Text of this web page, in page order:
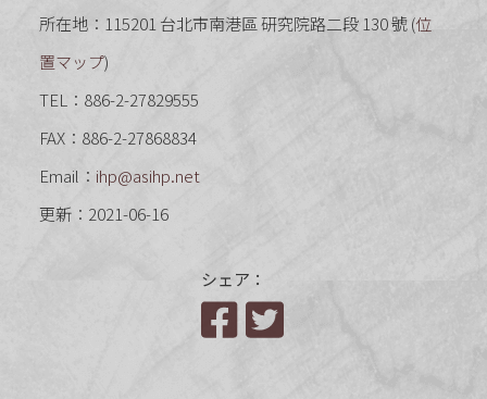
所在地：115201 台北市南港區 研究院路二段 130 號 (位
置マップ)
TEL：886-2-27829555
FAX：886-2-27868834
Email： ihp@asihp.net
更新：2021-06-16
シェア：
Facebook